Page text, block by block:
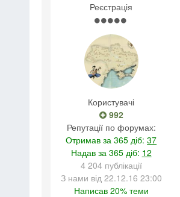
Реєстрація
Користувачі
992
Репутації по форумах:
Отримав за 365 діб:37
Надав за 365 діб: 12
4 204 публікації
З нами від 22.12.16 23:00
Написав 20% теми